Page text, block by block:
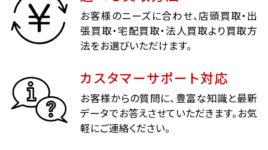
お客様のニーズに合わせ、店頭買取・出
張買取・宅配買取・法人買取より買取方
法をお選びいただけます。
カスタマーサポート対応
お客様からの質問に、豊富な知識と最新
データでお答えさせていただきます。お気
軽にご連絡ください。